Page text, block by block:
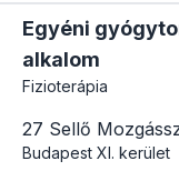
Egyéni
alkalom
Fizioterápia
27 Sellő
Budapest XI. kerület